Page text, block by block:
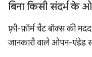
बिना किसी संदर्भ के
फ़्री-फ़ॉर्म चैट बॉक्स की
जानकारी वाले ओपन-एंडेड